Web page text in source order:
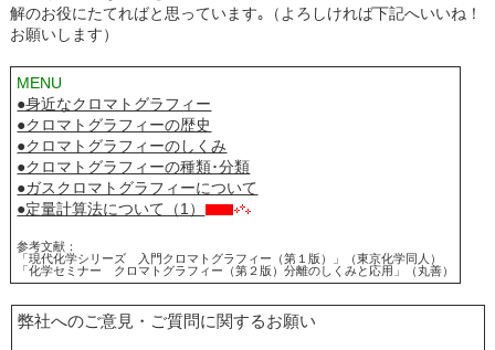
解のお役にたてればと思っています｡（よろしければ下記へいいね！
お願いします）
MENU
●身近なクロマトグラフィー
●クロマトグラフィーの歴史
●クロマトグラフィーのしくみ
●クロマトグラフィーの種類･分類
●ガスクロマトグラフィーについて
●定量計算法について（1）
参考文献：
「現代化学シリーズ 入門クロマトグラフィー（第１版）」（東京化学同人）
「化学セミナー クロマトグラフィー（第２版）分離のしくみと応用」（丸善）
弊社へのご意見・ご質問に関するお願い